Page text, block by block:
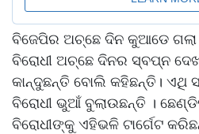
ବିଜେପିର ଅଚ୍ଛେ ଦିନ କୁଆଡେ ଗଲା
ବିରୋଧୀ ଅଚ୍ଛେ ଦିନର ସ୍ବପ୍ନ
କାନ୍ଦୁଛନ୍ତି ବୋଲି କହିଛନ୍ତି। ଏଥି
ବିରୋଧୀ ଭୁଆଁ ବୁଲାଉଛନ୍ତି ।
ବିରୋଧୀଙ୍କୁ ଏହିଭଳି ଟାର୍ଗେଟ